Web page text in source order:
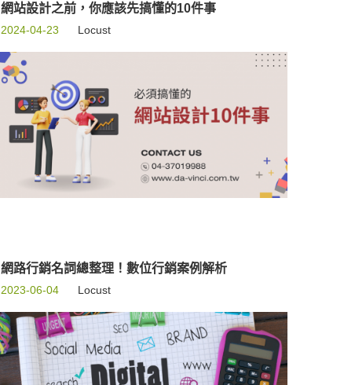
網站設計之前，你應該先搞懂的10件事
2024-04-23 Locust
網路行銷名詞總整理！數位行銷案例解析
2023-06-04 Locust